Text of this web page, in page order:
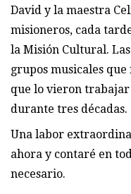
David y la maestra
misioneros, cada
la Misión Cultural.
grupos musicales
que lo vieron
durante tres décadas.
Una labor
ahora y contaré en
necesario.